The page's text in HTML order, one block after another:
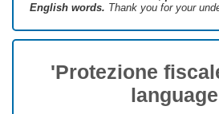
English words. Thank you for your
'Protezione